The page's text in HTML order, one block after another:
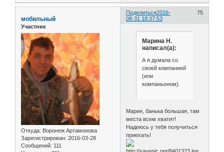
Поделиться 75
2016-
08-31 18:37:53
мобильный
Участник
Откуда: Воронеж Артамонова
Зарегистрирован: 2016-03-28
Сообщений: 111
Марина Н.
написал(а):
А я думала со
своей компанией
(или
компаньоном).
Марин, банька большая, там
места всем хватит!
Надеюсь у тебя получиться
приехать!